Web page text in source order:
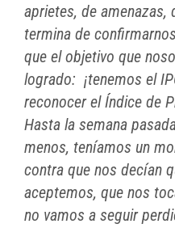
aprietes, de amenazas,
termina de
que el objetivo que
logrado: ¡tenemos el
reconocer el Índice de
Hasta la semana
menos, teníamos un
contra que nos decían
aceptemos, que nos
no vamos a seguir